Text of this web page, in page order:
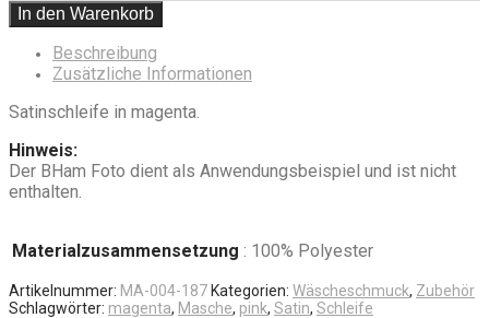
In den Warenkorb
Beschreibung
Zusätzliche Informationen
Satinschleife in magenta.
Hinweis:
Der BHam Foto dient als Anwendungsbeispiel und ist nicht
enthalten.
Materialzusammensetzung : 100% Polyester
Artikelnummer: MA-004-187Kategorien: Wäscheschmuck, Zubehör
Schlagwörter: magenta, Masche, pink, Satin, Schleife